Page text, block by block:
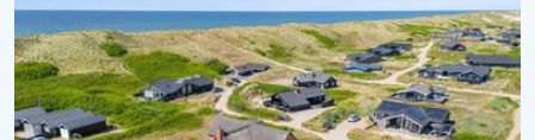
Alle sommerhuse med pool her!